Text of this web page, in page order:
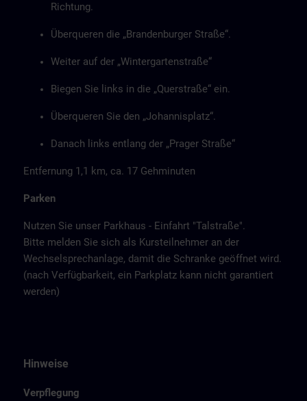
Richtung.
Überqueren die „Brandenburger Straße“.
Weiter auf der „Wintergartenstraße“
Biegen Sie links in die „Querstraße“ ein.
Überqueren Sie den „Johannisplatz“.
Danach links entlang der „Prager Straße“
Entfernung 1,1 km, ca. 17 Gehminuten
Parken
Nutzen Sie unser Parkhaus - Einfahrt "Talstraße".
Bitte melden Sie sich als Kursteilnehmer an der
Wechselsprechanlage, damit die Schranke geöffnet wird.
(nach Verfügbarkeit, ein Parkplatz kann nicht garantiert
werden)
Hinweise
Verpflegung